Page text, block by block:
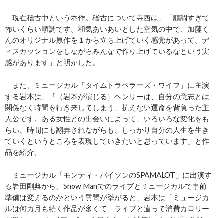
現在稽古中という本作。稽古について寺西は、「順調すぎて
怖いくらい順調です。和気あいあいとした空気の中で、加藤く
んのオリジナル原作を１から立ち上げていく感覚があって。デ
ィスカッションをしながらみんなで作り上げているなという実
感があります」と明かした。
また、ミュージカル「タイムトラベラーズ・ワイフ」に主演
する岩本は、「（岩本が演じる）ヘンリーは、自分の意志とは
関係なく時間を行き来してしまう、抗えない運命を背負った主
人公です。ある女性との出会いによって、いろいろな変化をも
らい、時間にも翻弄されながらも、しっかり自分の人生を生き
ていくというところを表現していきたいと思っています」と作
品を紹介。
ミュージカル「モンティ・パイソンのSPAMALOT」に出演す
る岩田剛典から、Snow Manでのライブとミュージカルで事前
準備は変えるのかという質問が挙がると、岩本は「ミュージカ
ルは何カ月も続く作品が多くて、ライブと違って消費カロリー